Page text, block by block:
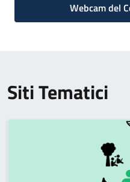
Webcam del
Siti Tematici